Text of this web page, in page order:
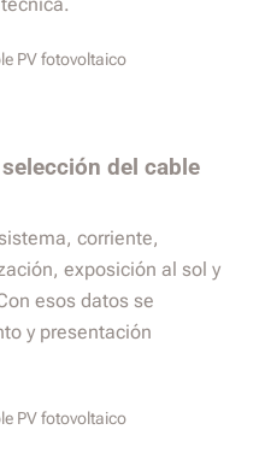
PV fotovoltaico
del cable
corriente,
exposición al sol y
esos datos se
y presentación
PV fotovoltaico